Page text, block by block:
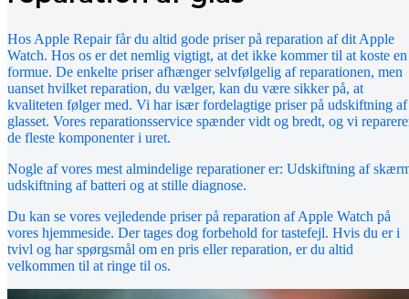
Hos Apple Repair får du altid gode priser på reparation af dit Apple
Watch. Hos os er det nemlig vigtigt, at det ikke kommer til at koste en
formue. De enkelte priser afhænger selvfølgelig af reparationen, men
uanset hvilket reparation, du vælger, kan du være sikker på, at
kvaliteten følger med. Vi har især fordelagtige priser på udskiftning af
glasset. Vores reparationsservice spænder vidt og bredt, og vi
de fleste komponenter i uret.
Nogle af vores mest almindelige reparationer er: Udskiftning af
udskiftning af batteri og at stille diagnose.
Du kan se vores vejledende priser på reparation af Apple Watch på
vores hjemmeside. Der tages dog forbehold for tastefejl. Hvis du er i
tvivl og har spørgsmål om en pris eller reparation, er du altid
velkommen til at ringe til os.